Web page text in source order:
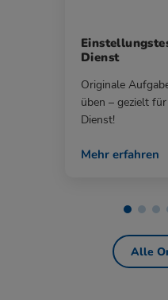
Dienst
Originale
üben – gezielt
Dienst!
Mehr erfahren
Alle